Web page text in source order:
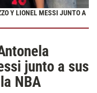
Y LIONEL MESSI JUNTO A
junto a sus
NBA